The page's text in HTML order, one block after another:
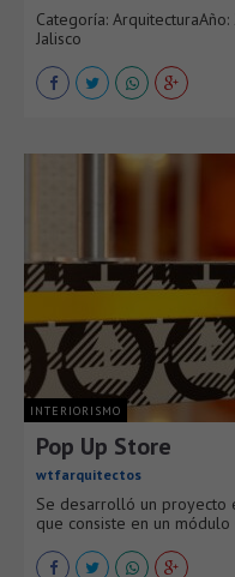
Categoría:
Jalisco
INTERIORISMO
Pop Up Store
wtfarquitectos
Se desarrolló un proyecto
que consiste en un